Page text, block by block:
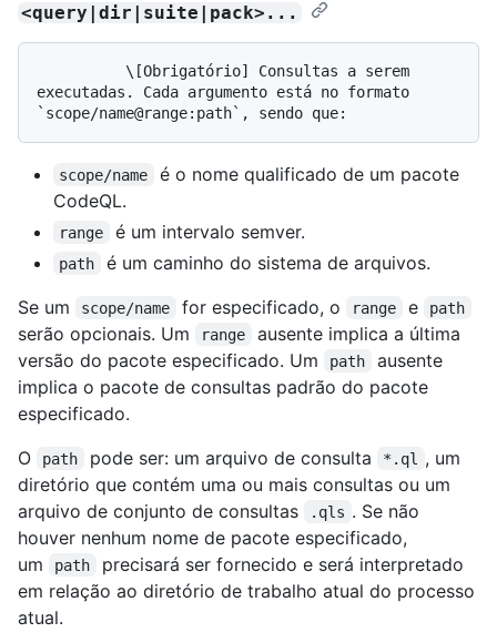
<query|dir|suite|pack>...
executadas. Cada argumento está no formato
scope/name
é o nome qualificado de um pacote
CodeQL.
range é um intervalo semver.
path
é um caminho do sistema de arquivos.
Se um
scope/name for especificado, o range e path
serão opcionais. Um range
ausente implica a última
versão do pacote especificado. Um
path
ausente
implica o pacote de consultas padrão do pacote
especificado.
O
path pode ser: um arquivo de consulta *.ql
, um
diretório que contém uma ou mais consultas ou um
arquivo de conjunto de consultas
.qls . Se não
houver nenhum nome de pacote especificado,
um
path
precisará ser fornecido e será interpretado
em relação ao diretório de trabalho atual do processo
atual.